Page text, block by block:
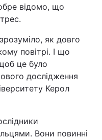
відомо, що
як довго
повітрі. І що
це було
дослідження
Керол
Вони повинні